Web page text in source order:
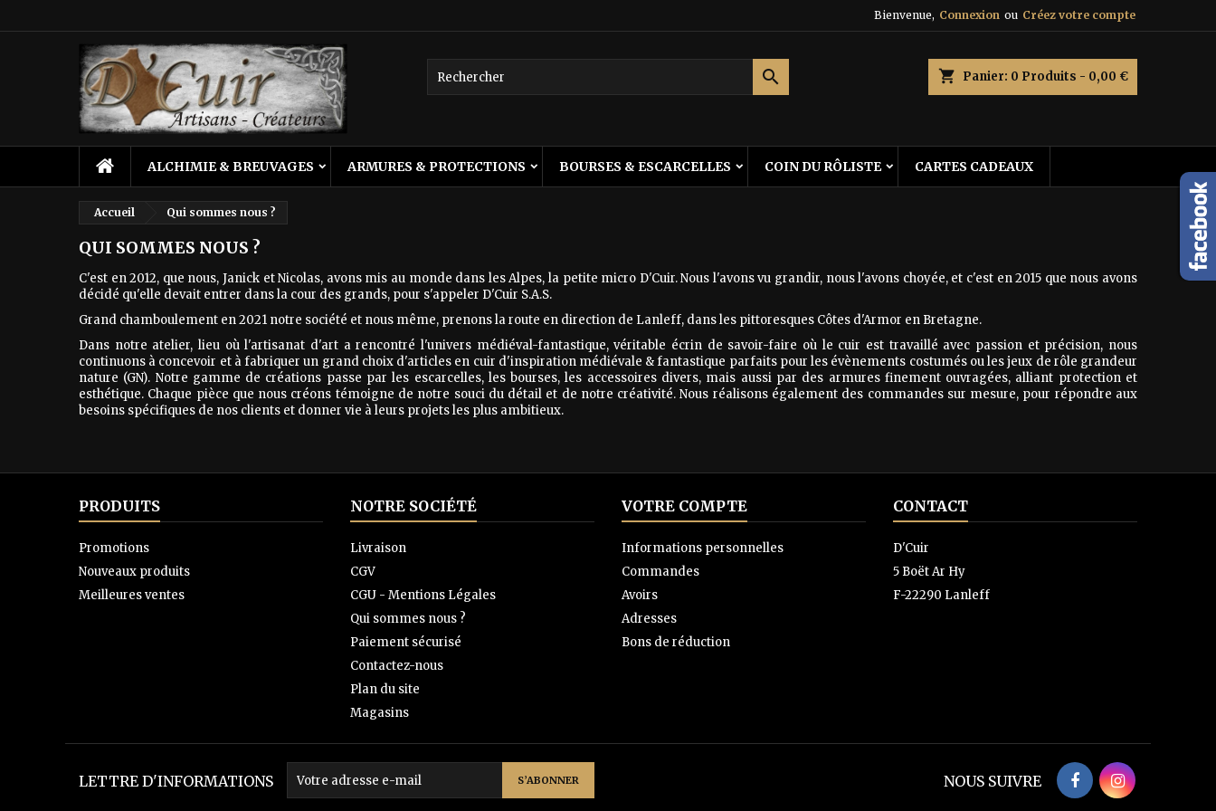
Bienvenue, Connexion ou Créez votre compte
shopping_cart Panier: 0 Produits - 0,00 €

ALCHIMIE & BREUVAGES ARMURES & PROTECTIONS BOURSES & ESCARCELLES COIN DU RÔLISTE CARTES CADEAUX
Accueil Qui sommes nous ?
QUI SOMMES NOUS ?
C'est en 2012, que nous, Janick et Nicolas, avons mis au monde dans les Alpes, la petite micro D'Cuir. Nous l'avons vu grandir, nous l'avons choyée, et c'est en 2015 que nous avons
décidé qu'elle devait entrer dans la cour des grands, pour s'appeler D'Cuir S.A.S.
Grand chamboulement en 2021 notre société et nous même, prenons la route en direction de Lanleff, dans les pittoresques Côtes d'Armor en Bretagne.
Dans notre atelier, lieu où l'artisanat d'art a rencontré l'univers médiéval-fantastique, véritable écrin de savoir-faire où le cuir est travaillé avec passion et précision, nous
continuons à concevoir et à fabriquer un grand choix d'articles en cuir d'inspiration médiévale & fantastique parfaits pour les évènements costumés ou les jeux de rôle grandeur
nature (GN). Notre gamme de créations passe par les escarcelles, les bourses, les accessoires divers, mais aussi par des armures finement ouvragées, alliant protection et
esthétique. Chaque pièce que nous créons témoigne de notre souci du détail et de notre créativité. Nous réalisons également des commandes sur mesure, pour répondre aux
besoins spécifiques de nos clients et donner vie à leurs projets les plus ambitieux.
PRODUITS
Promotions
Nouveaux produits
Meilleures ventes
NOTRE SOCIÉTÉ
Livraison
CGV
CGU - Mentions Légales
Qui sommes nous ?
Paiement sécurisé
Contactez-nous
Plan du site
Magasins
VOTRE COMPTE
Informations personnelles
Commandes
Avoirs
Adresses
Bons de réduction
CONTACT
D'Cuir
5 Boët Ar Hy
F-22290 Lanleff
Mes listes d'envies
Créer une nouvelle liste
((modalTitle))
((confirmMessage))
Créer une liste d'envies
Connexion
Vous devez être connecté pour ajouter des produits à votre liste
Annuler Connexion
LETTRE D'INFORMATIONS NOUS SUIVRE